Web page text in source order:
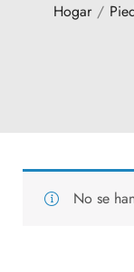
Hogar
No se